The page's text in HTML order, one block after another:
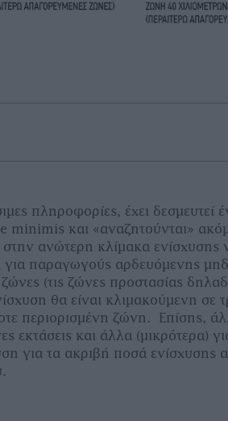
πληροφορίες, έχει δεσμευτεί
minimis και «αναζητούνται»
ανώτερη κλίμακα ενίσχυσης
παραγωγούς αρδευόμενης
ζώνες (τις ζώνες προστασίας
θα είναι κλιμακούμενη σε
περιορισμένη ζώνη. Επίσης,
εκτάσεις και άλλα (μικρότερα)
για τα ακριβή ποσά ενίσχυσης